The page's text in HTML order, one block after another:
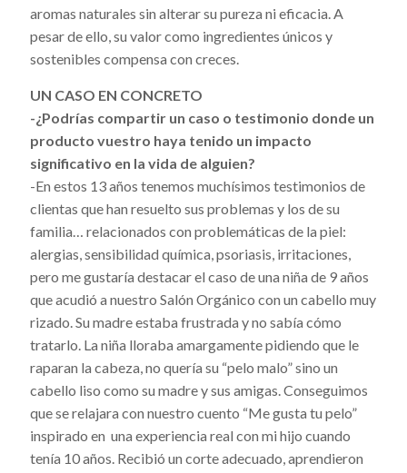
aromas naturales sin alterar su pureza ni eficacia. A
pesar de ello, su valor como ingredientes únicos y
sostenibles compensa con creces.
UN CASO EN CONCRETO
-¿Podrías compartir un caso o testimonio donde un
producto vuestro haya tenido un impacto
significativo en la vida de alguien?
-En estos 13 años tenemos muchísimos testimonios de
clientas que han resuelto sus problemas y los de su
familia… relacionados con problemáticas de la piel:
alergias, sensibilidad química, psoriasis, irritaciones,
pero me gustaría destacar el caso de una niña de 9 años
que acudió a nuestro Salón Orgánico con un cabello muy
rizado. Su madre estaba frustrada y no sabía cómo
tratarlo. La niña lloraba amargamente pidiendo que le
raparan la cabeza, no quería su “pelo malo” sino un
cabello liso como su madre y sus amigas. Conseguimos
que se relajara con nuestro cuento “Me gusta tu pelo”
inspirado en una experiencia real con mi hijo cuando
tenía 10 años. Recibió un corte adecuado, aprendieron